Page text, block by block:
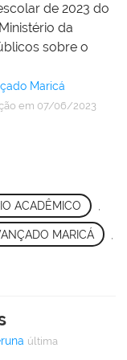
de 2023 do
da
sobre o
Maricá
em 07/06/2023
ACADÊMICO
MARICÁ
última